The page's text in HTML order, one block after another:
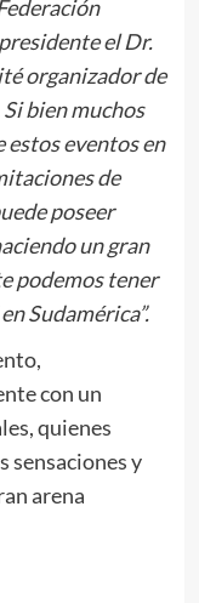
el Dr.
organizador de
bien muchos
estos eventos en
de
poseer
un gran
podemos tener
Sudamérica”.
con un
quienes
sensaciones y
arena